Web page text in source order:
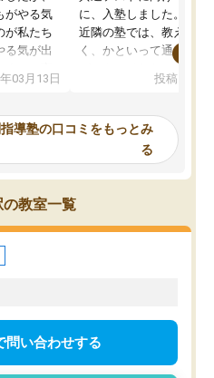
がやる気
が私たち
る気が出
」と言
えて、思
ら学ぶこ
いなと
ないのか
もびっ
持って
、少しず
くなっ
も追加
受験に
03月13日
に、入塾しました。田舎
近隣の塾では、教えても
く、かといって通うには
可能なので本当に助か
らないところをピンポイ
頂いて、とてもわかり
していました。一生を
スト、多少お金がかかっ
投稿日：
導塾の口コミをもっとみ
る
の教室一覧
問い合わせする